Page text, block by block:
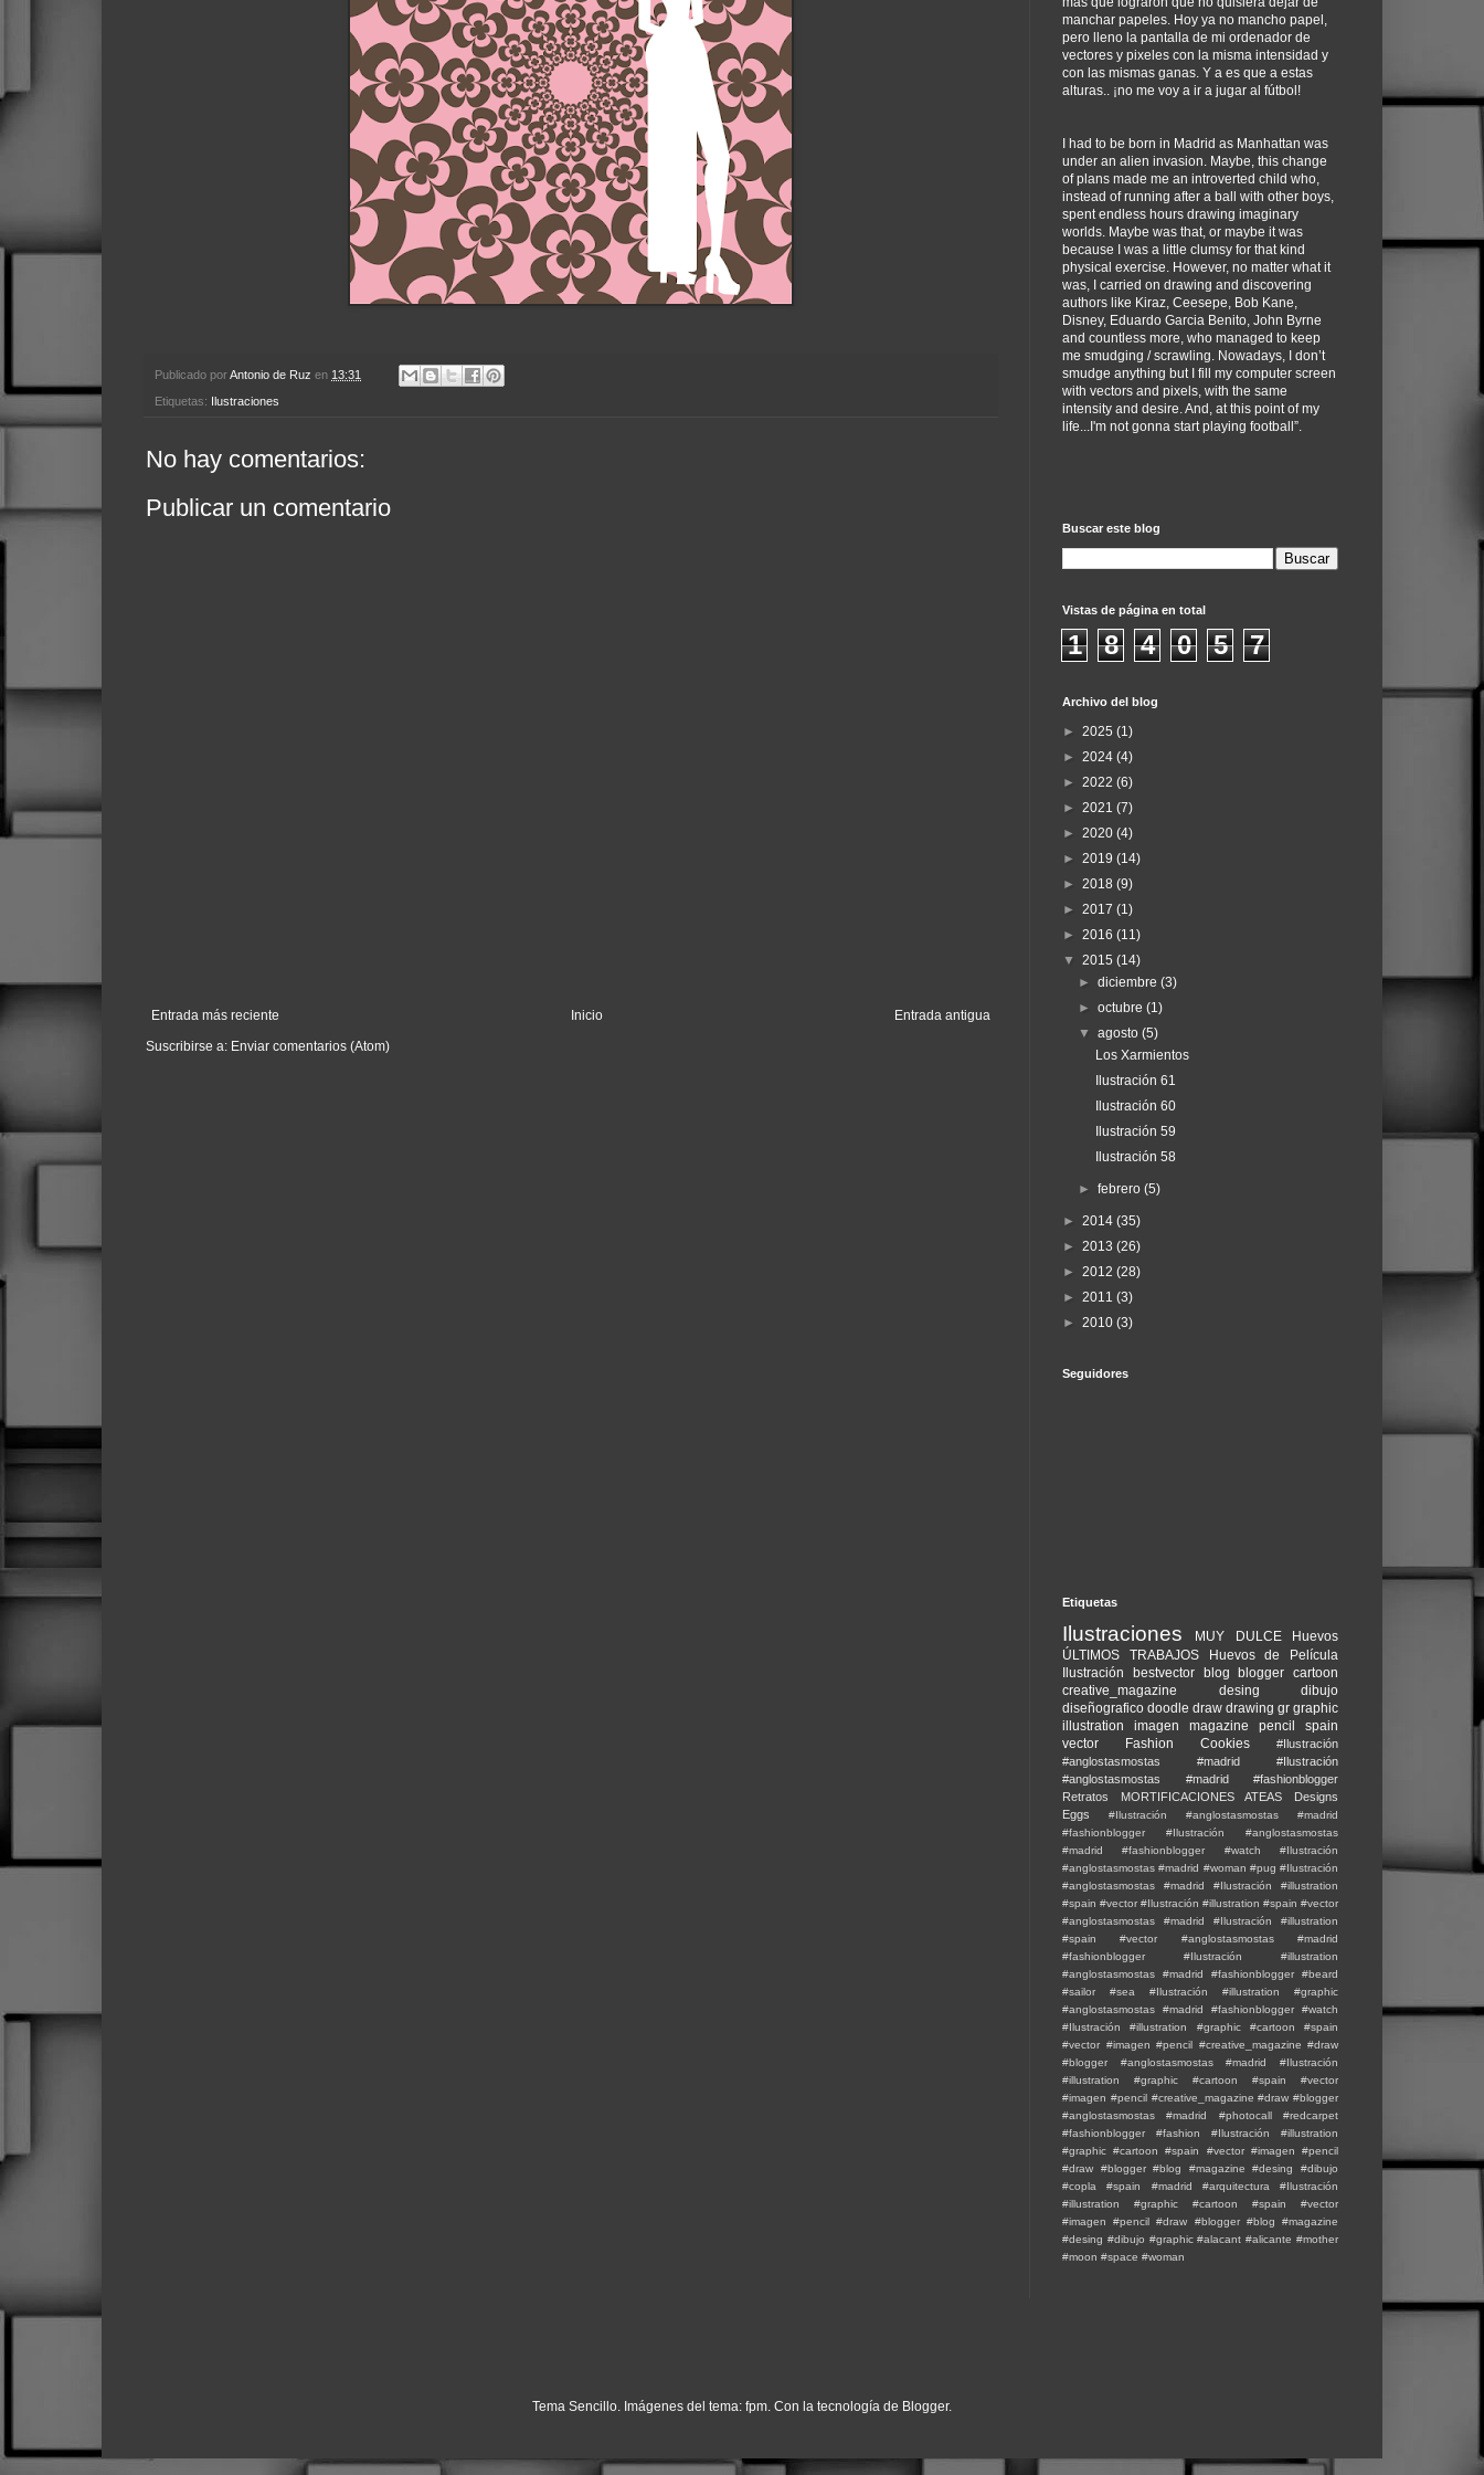
Publicado porAntonio de Ruz en 13:31
Etiquetas: Ilustraciones
No hay comentarios:
Publicar un comentario
Entrada más reciente Entrada antigua
Inicio
Suscribirse a: Enviar comentarios (Atom)
manchar papeles. Hoy ya no mancho papel,
pero lleno la pantalla de mi ordenador de
vectores y pixeles con la misma intensidad y
con las mismas ganas. Y a es que a estas
alturas.. ¡no me voy a ir a jugar al fútbol!
I had to be born in Madrid as Manhattan was
under an alien invasion. Maybe, this change
of plans made me an introverted child who,
instead of running after a ball with other boys,
spent endless hours drawing imaginary
worlds. Maybe was that, or maybe it was
because I was a little clumsy for that kind
physical exercise. However, no matter what it
was, I carried on drawing and discovering
authors like Kiraz, Ceesepe, Bob Kane,
Disney, Eduardo Garcia Benito, John Byrne
and countless more, who managed to keep
me smudging / scrawling. Nowadays, I don’t
smudge anything but I fill my computer screen
with vectors and pixels, with the same
intensity and desire. And, at this point of my
life...I'm not gonna start playing football”.
Buscar este blog
Vistas de página en total
1 8 4 0 5 7
Archivo del blog
► 2025 (1)
► 2024 (4)
► 2022 (6)
► 2021 (7)
► 2020 (4)
► 2019 (14)
► 2018 (9)
► 2017 (1)
► 2016 (11)
▼ 2015 (14)
►diciembre(3)
►octubre(1)
▼agosto(5)
Los Xarmientos
Ilustración 61
Ilustración 60
Ilustración 59
Ilustración 58
►febrero(5)
► 2014 (35)
► 2013 (26)
► 2012 (28)
► 2011 (3)
► 2010 (3)
Seguidores
Etiquetas
Ilustraciones MUY DULCE
Huevos
ÚLTIMOS TRABAJOS
Huevos de Película
Ilustración
bestvector blog blogger cartoon
creative_magazine
desing
dibujo
diseñografico doodle draw drawing gr graphic
illustration
imagen magazine pencil
spain
vector
Fashion Cookies
#Ilustración
#anglostasmostas #madrid
#Ilustración
#anglostasmostas #madrid #fashionblogger
Retratos
MORTIFICACIONES ATEAS
Designs
Eggs
#Ilustración #anglostasmostas #madrid
#fashionblogger
#Ilustración #anglostasmostas
#madrid #fashionblogger #watch
#Ilustración
#anglostasmostas #madrid #woman #pug #Ilustración
#anglostasmostas #madrid
#Ilustración #illustration
#spain #vector #Ilustración #illustration #spain #vector
#anglostasmostas #madrid
#Ilustración #illustration
#spain #vector #anglostasmostas #madrid
#fashionblogger
#Ilustración #illustration
#anglostasmostas #madrid #fashionblogger #beard
#sailor #sea
#Ilustración #illustration #graphic
#anglostasmostas #madrid #fashionblogger #watch
#Ilustración #illustration #graphic #cartoon #spain
#vector #imagen #pencil #creative_magazine #draw
#blogger #anglostasmostas #madrid
#Ilustración
#illustration #graphic #cartoon #spain #vector
#imagen #pencil #creative_magazine #draw #blogger
#anglostasmostas #madrid #photocall #redcarpet
#fashionblogger #fashion
#Ilustración #illustration
#graphic #cartoon #spain #vector #imagen #pencil
#draw #blogger #blog #magazine #desing #dibujo
#copla #spain #madrid #arquitectura
#Ilustración
#illustration #graphic #cartoon #spain #vector
#imagen #pencil #draw #blogger #blog #magazine
#desing #dibujo #graphic #alacant #alicante #mother
#moon #space #woman
Tema Sencillo. Imágenes del tema: fpm. Con la tecnología de Blogger.